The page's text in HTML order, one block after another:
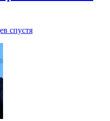
спустя